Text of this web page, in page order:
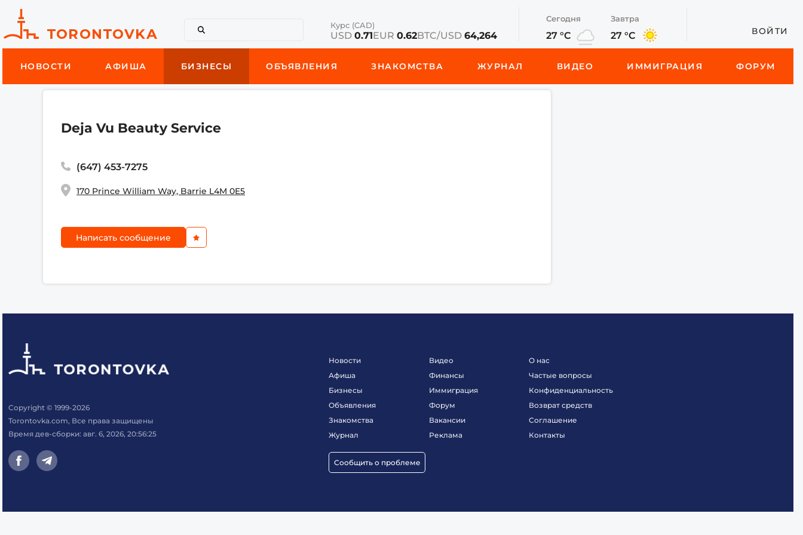
Курс (CAD)
USD 0.71EUR 0.62BTC/USD 64,264
Сегодня
27 °C
Завтра
27 °C ВОЙТИ
НОВОСТИ АФИША БИЗНЕСЫ ОБЪЯВЛЕНИЯ ЗНАКОМСТВА ЖУРНАЛ ВИДЕО ИММИГРАЦИЯ ФОРУМ
Deja Vu Beauty Service
(647) 453-7275
170 Prince William Way, Barrie L4M 0E5
Написать сообщение
Copyright © 1999-2026
Torontovka.com, Все права защищены
Время дев-сборки: авг. 6, 2026, 20:56:25
Новости
Афиша
Бизнесы
Объявления
Знакомства
Журнал
Сообщить о проблеме
Видео
Финансы
Иммиграция
Форум
Вакансии
Реклама
О нас
Частые вопросы
Конфиденциальность
Возврат средств
Соглашение
Контакты